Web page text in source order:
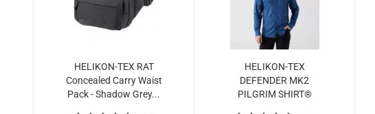
HELIKON-TEX RAT
Concealed Carry Waist
Pack - Shadow Grey...
HELIKON-TEX
DEFENDER MK2
PILGRIM SHIRT®